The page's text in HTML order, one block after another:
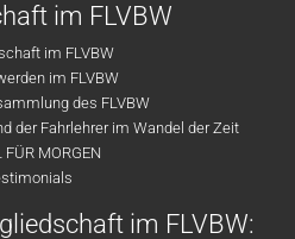
im FLVBW
im FLVBW
im FLVBW
des FLVBW
der Fahrlehrer im Wandel der Zeit
FÜR MORGEN
im FLVBW: